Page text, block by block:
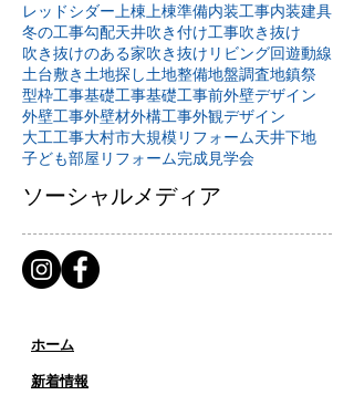
レッドシダー 上棟 上棟準備内装工事内装建具
冬の工事勾配天井吹き付け工事吹き抜け
吹き抜けのある家吹き抜けリビング回遊動線
土台敷き 土地探し土地整備地盤調査地鎮祭
型枠工事基礎工事基礎工事前外壁デザイン
外壁工事外壁材外構工事外観デザイン
大工工事大村市大規模リフォーム天井下地
子ども部屋リフォーム完成見学会
ソーシャルメディア
ホーム
新着情報